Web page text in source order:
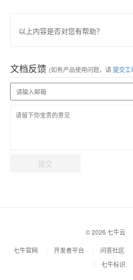
以上内容是否对您有帮助？
文档反馈 (如有产品使用问题，请提交工
提交
© 2026 七牛云
七牛官网 开发者平台 问答社区
七牛标识